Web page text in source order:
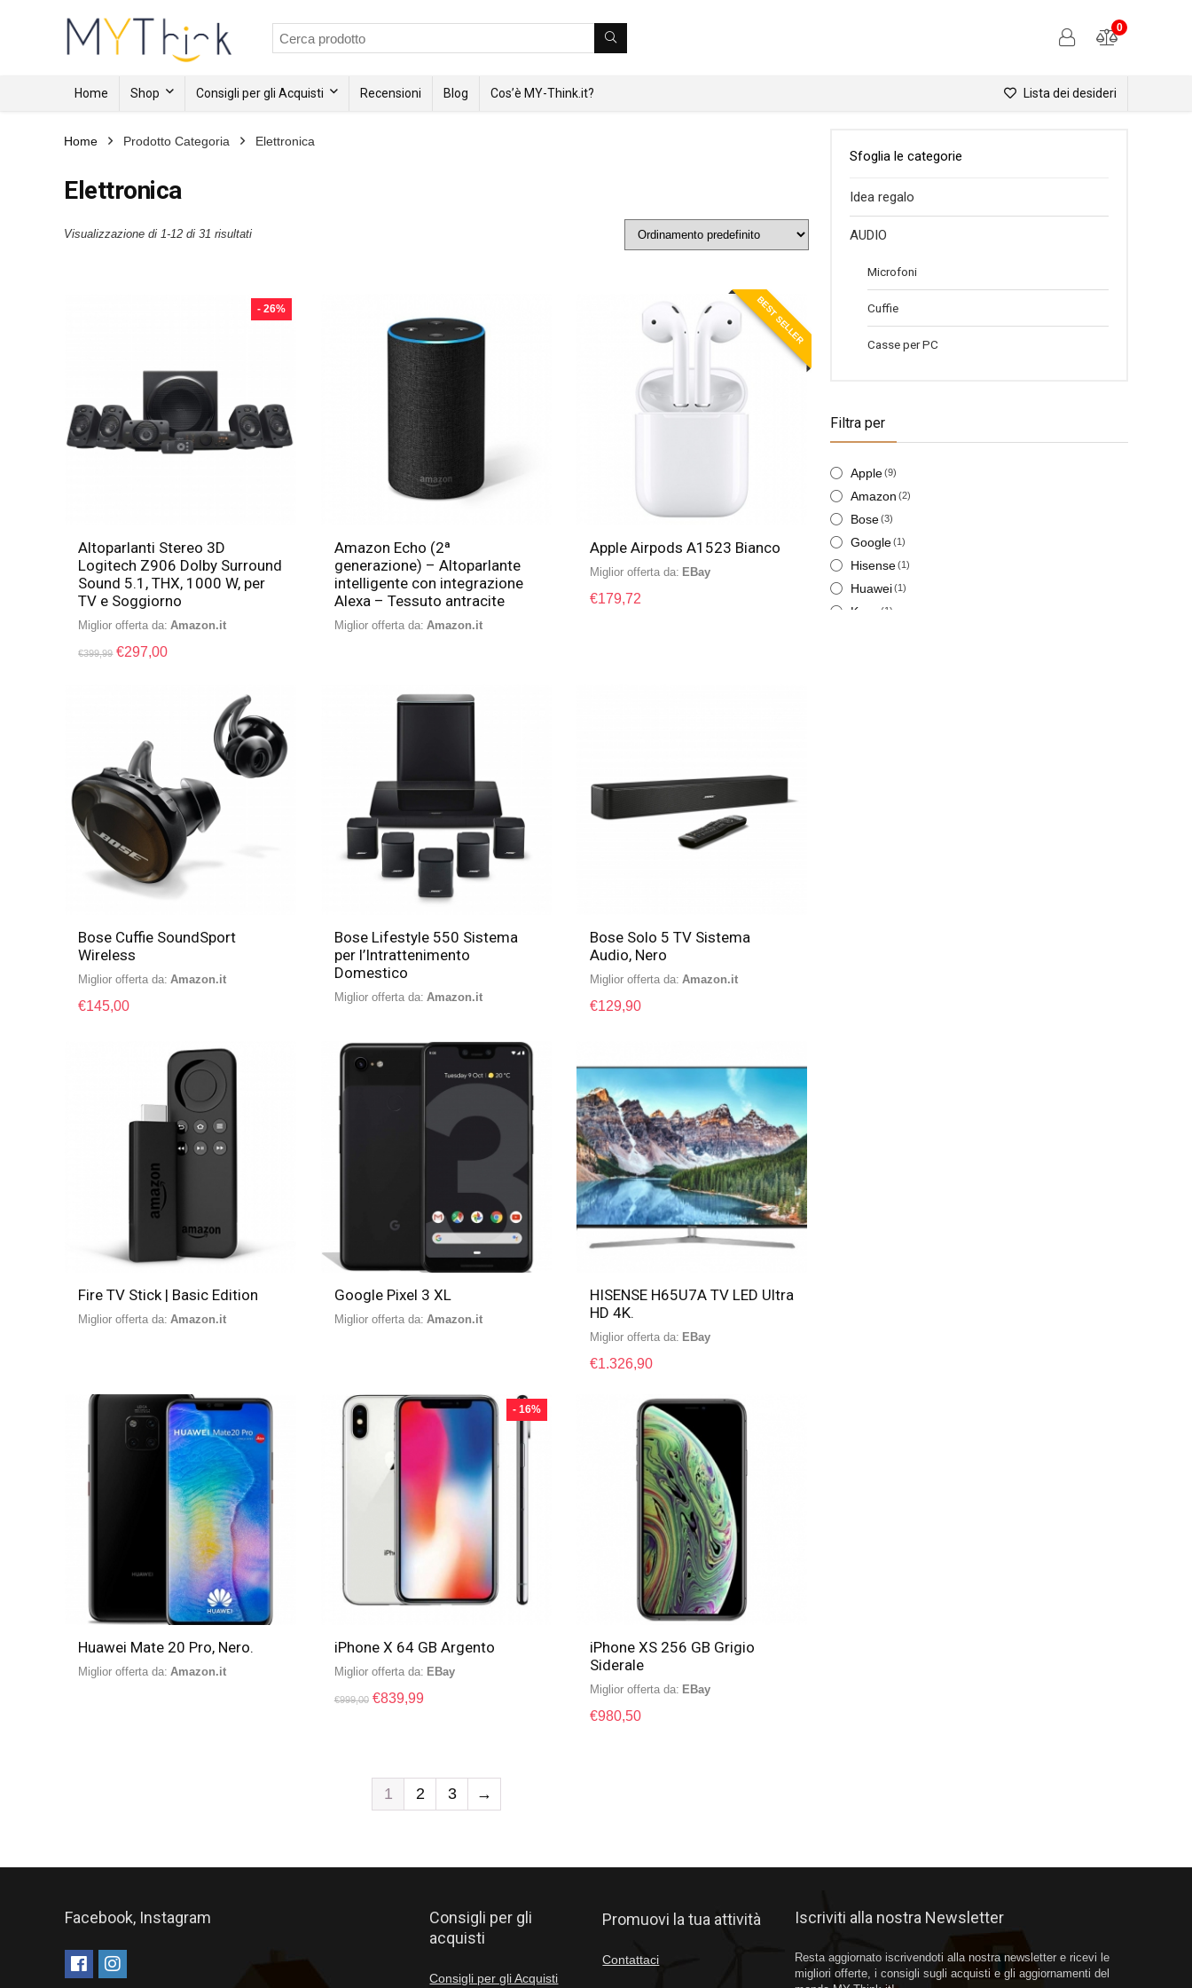
0
Lista dei desideri
Home Shop Consigli per gli Acquisti Recensioni Blog Cos’è MY-Think.it?
Home Prodotto Categoria Elettronica
Elettronica
Visualizzazione di 1-12 di 31 risultati
- 26%
Altoparlanti Stereo 3D
Logitech Z906 Dolby Surround
Sound 5.1, THX, 1000 W, per
TV e Soggiorno
Miglior offerta da: Amazon.it
€399,99 €297,00
Amazon Echo (2ª
generazione) – Altoparlante
intelligente con integrazione
Alexa – Tessuto antracite
Miglior offerta da: Amazon.it
BEST SELLER
Apple Airpods A1523 Bianco
Miglior offerta da: eBay
€179,72
Bose Cuffie SoundSport
Wireless
Miglior offerta da: Amazon.it
€145,00
Bose Lifestyle 550 Sistema
per l’Intrattenimento
Domestico
Miglior offerta da: Amazon.it
Bose Solo 5 TV Sistema
Audio, Nero
Miglior offerta da: Amazon.it
€129,90
Fire TV Stick | Basic Edition
Miglior offerta da: Amazon.it
Google Pixel 3 XL
Miglior offerta da: Amazon.it
HISENSE H65U7A TV LED Ultra
HD 4K.
Miglior offerta da: eBay
€1.326,90
Huawei Mate 20 Pro, Nero.
Miglior offerta da: Amazon.it
- 16%
iPhone X 64 GB Argento
Miglior offerta da: eBay
€999,00 €839,99
iPhone XS 256 GB Grigio
Siderale
Miglior offerta da: eBay
€980,50
1 2 3 →
Sfoglia le categorie
Idea regalo
AUDIO
Microfoni
Cuffie
Casse per PC
Filtra per
Apple(9)
Amazon (2)
Bose(3)
Google(1)
Hisense(1)
Huawei(1)
Kygo (1)
Facebook, Instagram
Consigli per gli
acquisti
Consigli per gli Acquisti
Promuovi la tua attività
Contattaci
Iscriviti alla nostra Newsletter
Resta aggiornato iscrivendoti alla nostra newsletter e ricevi le
migliori offerte, i consigli sugli acquisti e gli aggiornamenti del